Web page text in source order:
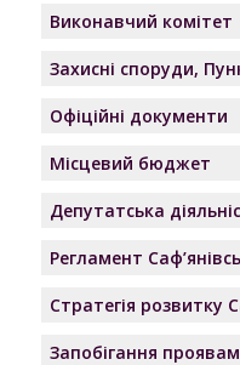
Виконавчий комітет
Захисні споруди,
Офіційні документи
Місцевий бюджет
Депутатська
Регламент
Стратегія розвитку
Запобігання проявам